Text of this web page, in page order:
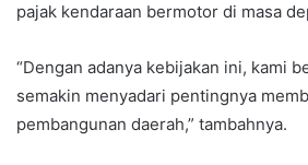
pajak kendaraan bermotor di masa
“Dengan adanya kebijakan ini, kami
semakin menyadari pentingnya
pembangunan daerah,” tambahnya.